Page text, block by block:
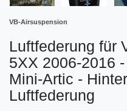
VB-Airsuspension
Luftfederung für
5XX 2006-2016
Mini-Artic -
Luftfederung